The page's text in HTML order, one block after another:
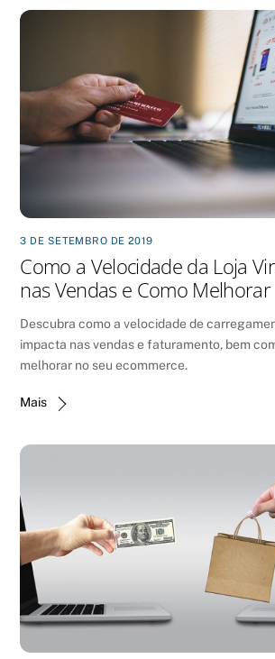
3 DE SETEMBRO DE 2019
Como a Velocidade da Loja
nas Vendas e Como Melhorar
Descubra como a velocidade de
impacta nas vendas e faturamento, bem
melhorar no seu ecommerce.
Mais